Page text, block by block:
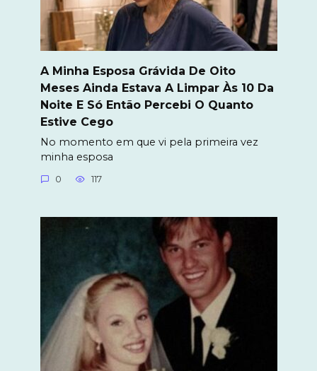
A Minha Esposa Grávida De Oito
Meses Ainda Estava A Limpar Às 10 Da
Noite E Só Então Percebi O Quanto
Estive Cego
No momento em que vi pela primeira vez
minha esposa
0 117